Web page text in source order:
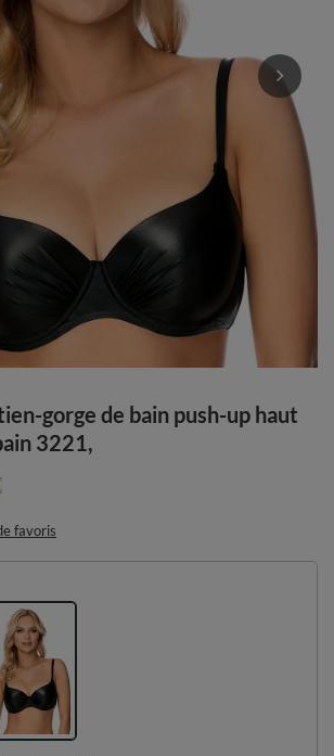
gorge de bain push-up haut
3221,
favoris